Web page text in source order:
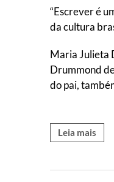
“Escrever é
da cultura
Maria Julieta
Drummond
do pai,
Leia mais